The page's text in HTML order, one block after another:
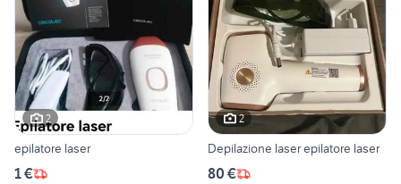
2
epilatore laser
1 €
2
Depilazione laser epilatore laser
80 €